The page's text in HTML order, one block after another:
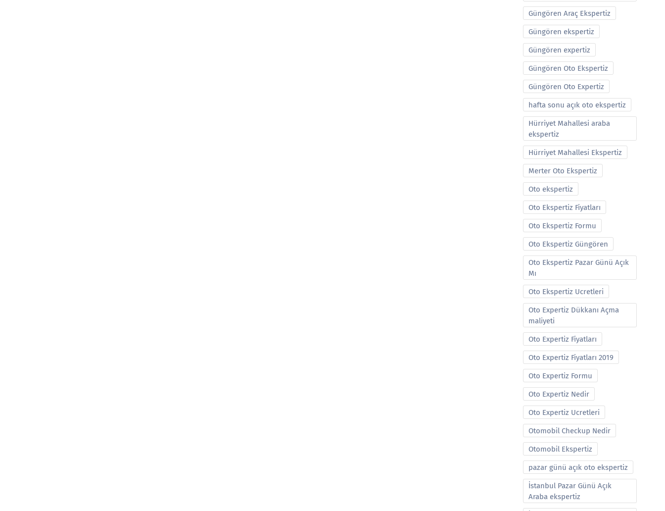
Güngören Araç Ekspertiz
Güngören ekspertiz
Güngören expertiz
Güngören Oto Ekspertiz
Güngören Oto Expertiz
hafta sonu açık oto ekspertiz
Hürriyet Mahallesi araba
ekspertiz
Hürriyet Mahallesi Ekspertiz
Merter Oto Ekspertiz
Oto ekspertiz
Oto Ekspertiz Fiyatları
Oto Ekspertiz Formu
Oto Ekspertiz Güngören
Oto Ekspertiz Pazar Günü Açık
Mı
Oto Ekspertiz Ucretleri
Oto Expertiz Dükkanı Açma
maliyeti
Oto Expertiz Fiyatları
Oto Expertiz Fiyatları 2019
Oto Expertiz Formu
Oto Expertiz Nedir
Oto Expertiz Ucretleri
Otomobil Checkup Nedir
Otomobil Ekspertiz
pazar günü açık oto ekspertiz
İstanbul Pazar Günü Açık
Araba ekspertiz